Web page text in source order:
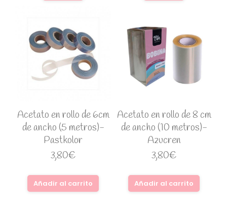
Acetato en rollo de 6cm
de ancho (5 metros)-
Pastkolor
3,80€
Añadir al carrito
Acetato en rollo de 8 cm
de ancho (10 metros)-
Azucren
3,80€
Añadir al carrito